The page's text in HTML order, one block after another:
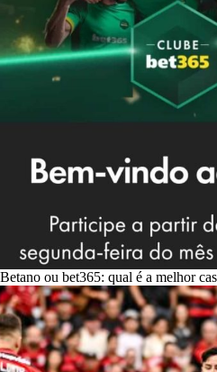
Betano ou bet365: qual é a melhor